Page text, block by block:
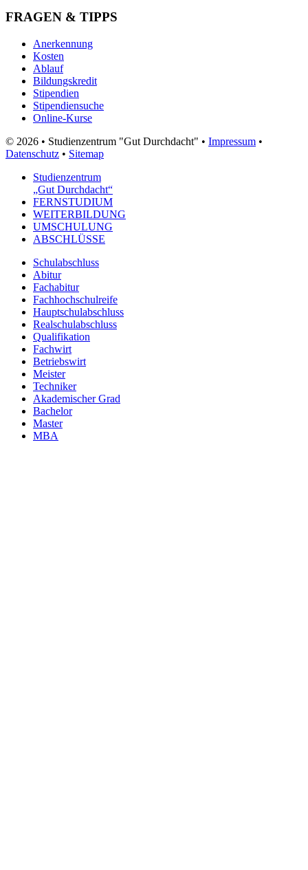
FRAGEN & TIPPS
Anerkennung
Kosten
Ablauf
Bildungskredit
Stipendien
Stipendiensuche
Online-Kurse
© 2026 • Studienzentrum "Gut Durchdacht" • Impressum •
Datenschutz • Sitemap
Studienzentrum
„Gut Durchdacht“
FERNSTUDIUM
WEITERBILDUNG
UMSCHULUNG
ABSCHLÜSSE
Schulabschluss
Abitur
Fachabitur
Fachhochschulreife
Hauptschulabschluss
Realschulabschluss
Qualifikation
Fachwirt
Betriebswirt
Meister
Techniker
Akademischer Grad
Bachelor
Master
MBA